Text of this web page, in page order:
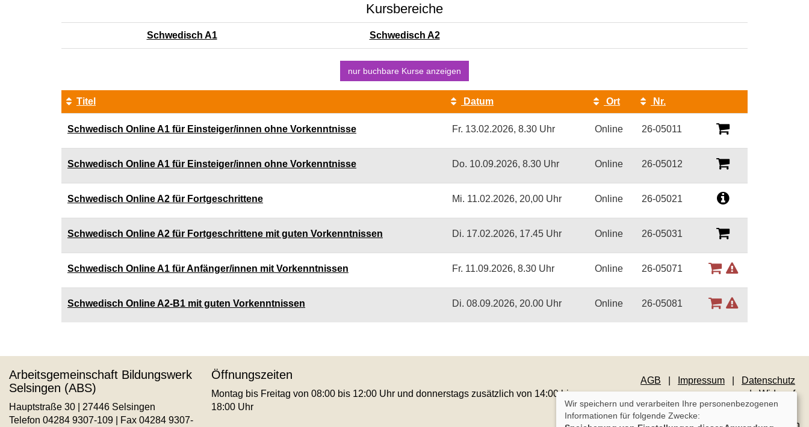
Kursbereiche
Schwedisch A1 Schwedisch A2
nur buchbare Kurse anzeigen
Tabellenüberschriften
sortiert
werden.
Titel Datum Ort
Nr.
Kursstatus
Schwedisch Online A1 für Einsteiger/innen ohne Vorkenntnisse
Fr. 13.02.2026, 8.30 Uhr Online 26-05011
Schwedisch Online A1 für Einsteiger/innen ohne Vorkenntnisse Do. 10.09.2026, 8.30 Uhr Online 26-05012
Schwedisch Online A2 für Fortgeschrittene Mi. 11.02.2026, 20,00 Uhr Online 26-05021
Schwedisch Online A2 für Fortgeschrittene mit guten Vorkenntnissen Di. 17.02.2026, 17.45 Uhr Online 26-05031
Schwedisch Online A1 für Anfänger/innen mit Vorkenntnissen Fr. 11.09.2026, 8.30 Uhr Online 26-05071
Schwedisch Online A2-B1 mit guten Vorkenntnissen Di. 08.09.2026, 20.00 Uhr Online 26-05081
Arbeitsgemeinschaft Bildungswerk
Selsingen (ABS)
Hauptstraße 30 | 27446 Selsingen
Telefon 04284 9307-109 | Fax 04284 9307-
Öffnungszeiten
Montag bis Freitag von 08:00 bis 12:00 Uhr und donnerstags zusätzlich von 14:00 bis
18:00 Uhr
AGB Impressum
Datenschutz
Widerruf
Cookie Einstellungen
Wir speichern und verarbeiten Ihre personenbezogenen
Informationen für folgende Zwecke: